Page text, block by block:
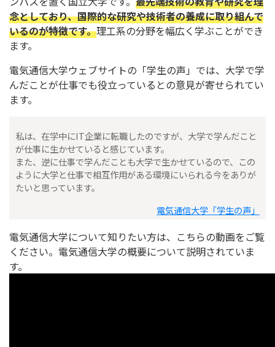
念としており、国際的な研究や技術者の養成に取り組んで
いるのが特徴です。理工系の分野を幅広く学ぶことができ
ます。
電気通信大学ウェブサイトの「学生の声」では、大学で学
んだことが仕事でも役立っているとの意見が寄せられてい
ます。
私は、在学中にIT企業に転職したのですが、大学で学んだこと
が仕事に生かせていると感じています。
また、逆に仕事で学んだことも大学で生かせているので、この
ように大学と仕事で相互作用がある環境にいられる今をありが
たいと思っています。
電気通信大学「学生の声」
電気通信大学について知りたい方は、こちらの動画をご覧
ください。電気通信大学の概要について説明されていま
す。